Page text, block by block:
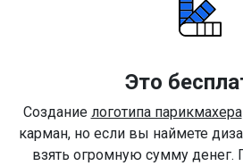
Это
Создание логотипа парикмахера
карман, но если вы наймете
взять огромную сумму